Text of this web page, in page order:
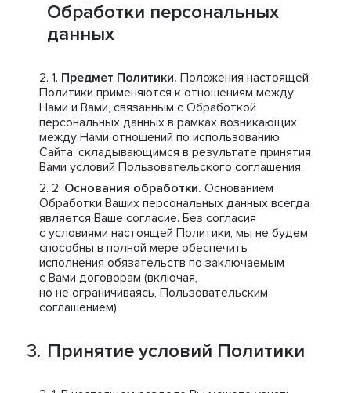
Обработки персональных
данных
Предмет Политики. Положения настоящей
Политики применяются к отношениям между
Нами и Вами, связанным с Обработкой
персональных данных в рамках возникающих
между Нами отношений по использованию
Сайта, складывающимся в результате принятия
Вами условий Пользовательского соглашения.
Основания обработки. Основанием
Обработки Ваших персональных данных всегда
является Ваше согласие. Без согласия
с условиями настоящей Политики, мы не будем
способны в полной мере обеспечить
исполнения обязательств по заключаемым
с Вами договорам (включая,
но не ограничиваясь, Пользовательским
соглашением).
Принятие условий Политики